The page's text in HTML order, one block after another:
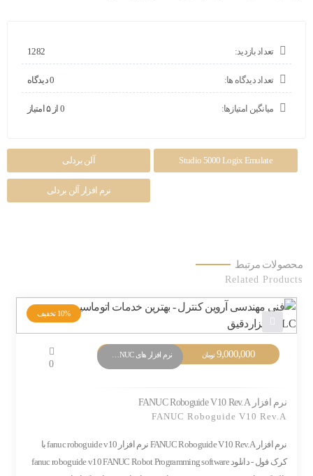
تعداد بازدید: 1282
تعداد دیدگاه ها: 0 دیدگاه
میانگین امتیازها: 0 از ۵ امتیاز
Studio 5000 Logix Emulate آلن بردلی
نرم افزار آلن بردلی
محصولات مرتبط
Related Products
10% تخفیف
9,000,000 تومان
0
نرم افزار FANUC Roboguide V10 Rev.A
FANUC Roboguide V10 Rev.A
نرم افزار FANUC Roboguide V10 Rev.A نرم افزار fanuc roboguide v10 با
کرک فول - دانلود fanuc roboguide v10 FANUC Robot Programming software